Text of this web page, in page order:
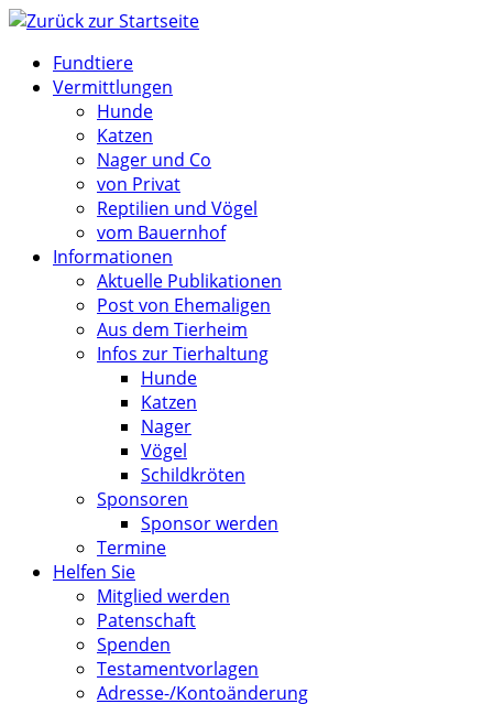
Zum
springenFundtiere
Vermittlungen
Hunde
Katzen
Nager und Co
von Privat
Reptilien und Vögel
vom Bauernhof
Informationen
Aktuelle Publikationen
Post von Ehemaligen
Aus dem Tierheim
Infos zur Tierhaltung
Hunde
Katzen
Nager
Vögel
Schildkröten
Sponsoren
Sponsor werden
Termine
Helfen Sie
Mitglied werden
Patenschaft
Spenden
Testamentvorlagen
Adresse-/Kontoänderung